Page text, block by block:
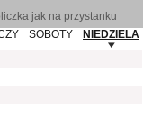
jak na przystanku
SOBOTY
NIEDZIELA